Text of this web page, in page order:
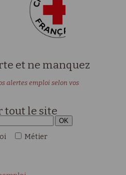
et ne manquez
alertes emploi selon vos
tout le site
Métier